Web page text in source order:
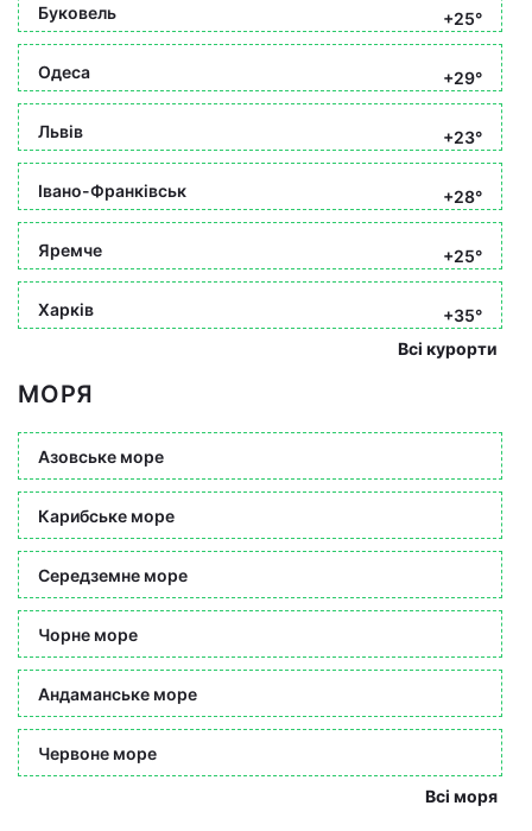
Буковель +25°
Одеса +29°
Львів +23°
Івано-Франківськ +28°
Яремче +25°
Харків
+35°
Всі курорти
МОРЯ
Азовське море
Карибське море
Середземне море
Чорне море
Андаманське море
Червоне море
Всі моря